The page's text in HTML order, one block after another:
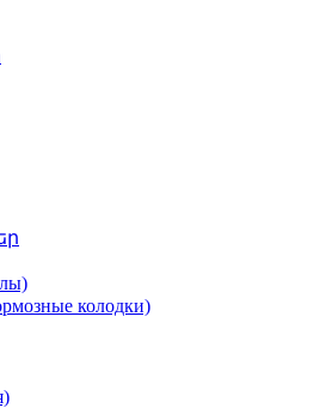
колодки)